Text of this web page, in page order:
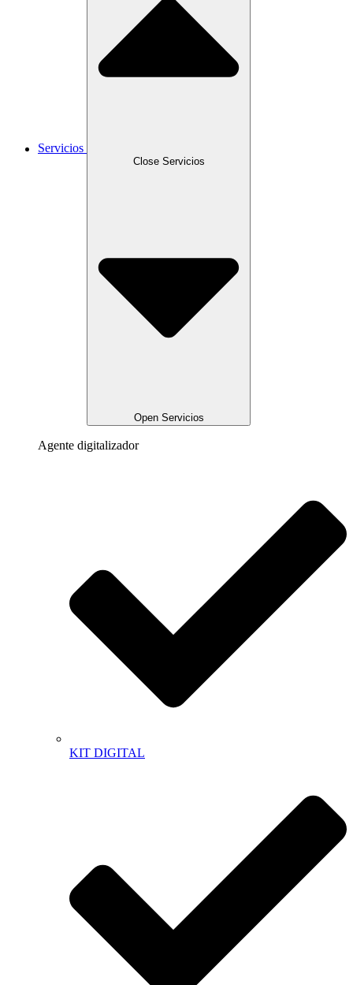
Servicios
Close Servicios
Open Servicios
Agente digitalizador
KIT DIGITAL